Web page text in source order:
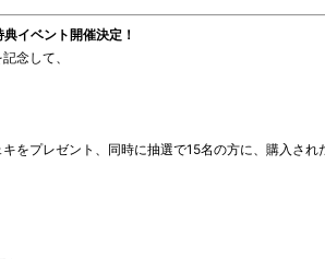
典イベント開催決定！
念して、
をプレゼント、同時に抽選で15名の方に、購入さ